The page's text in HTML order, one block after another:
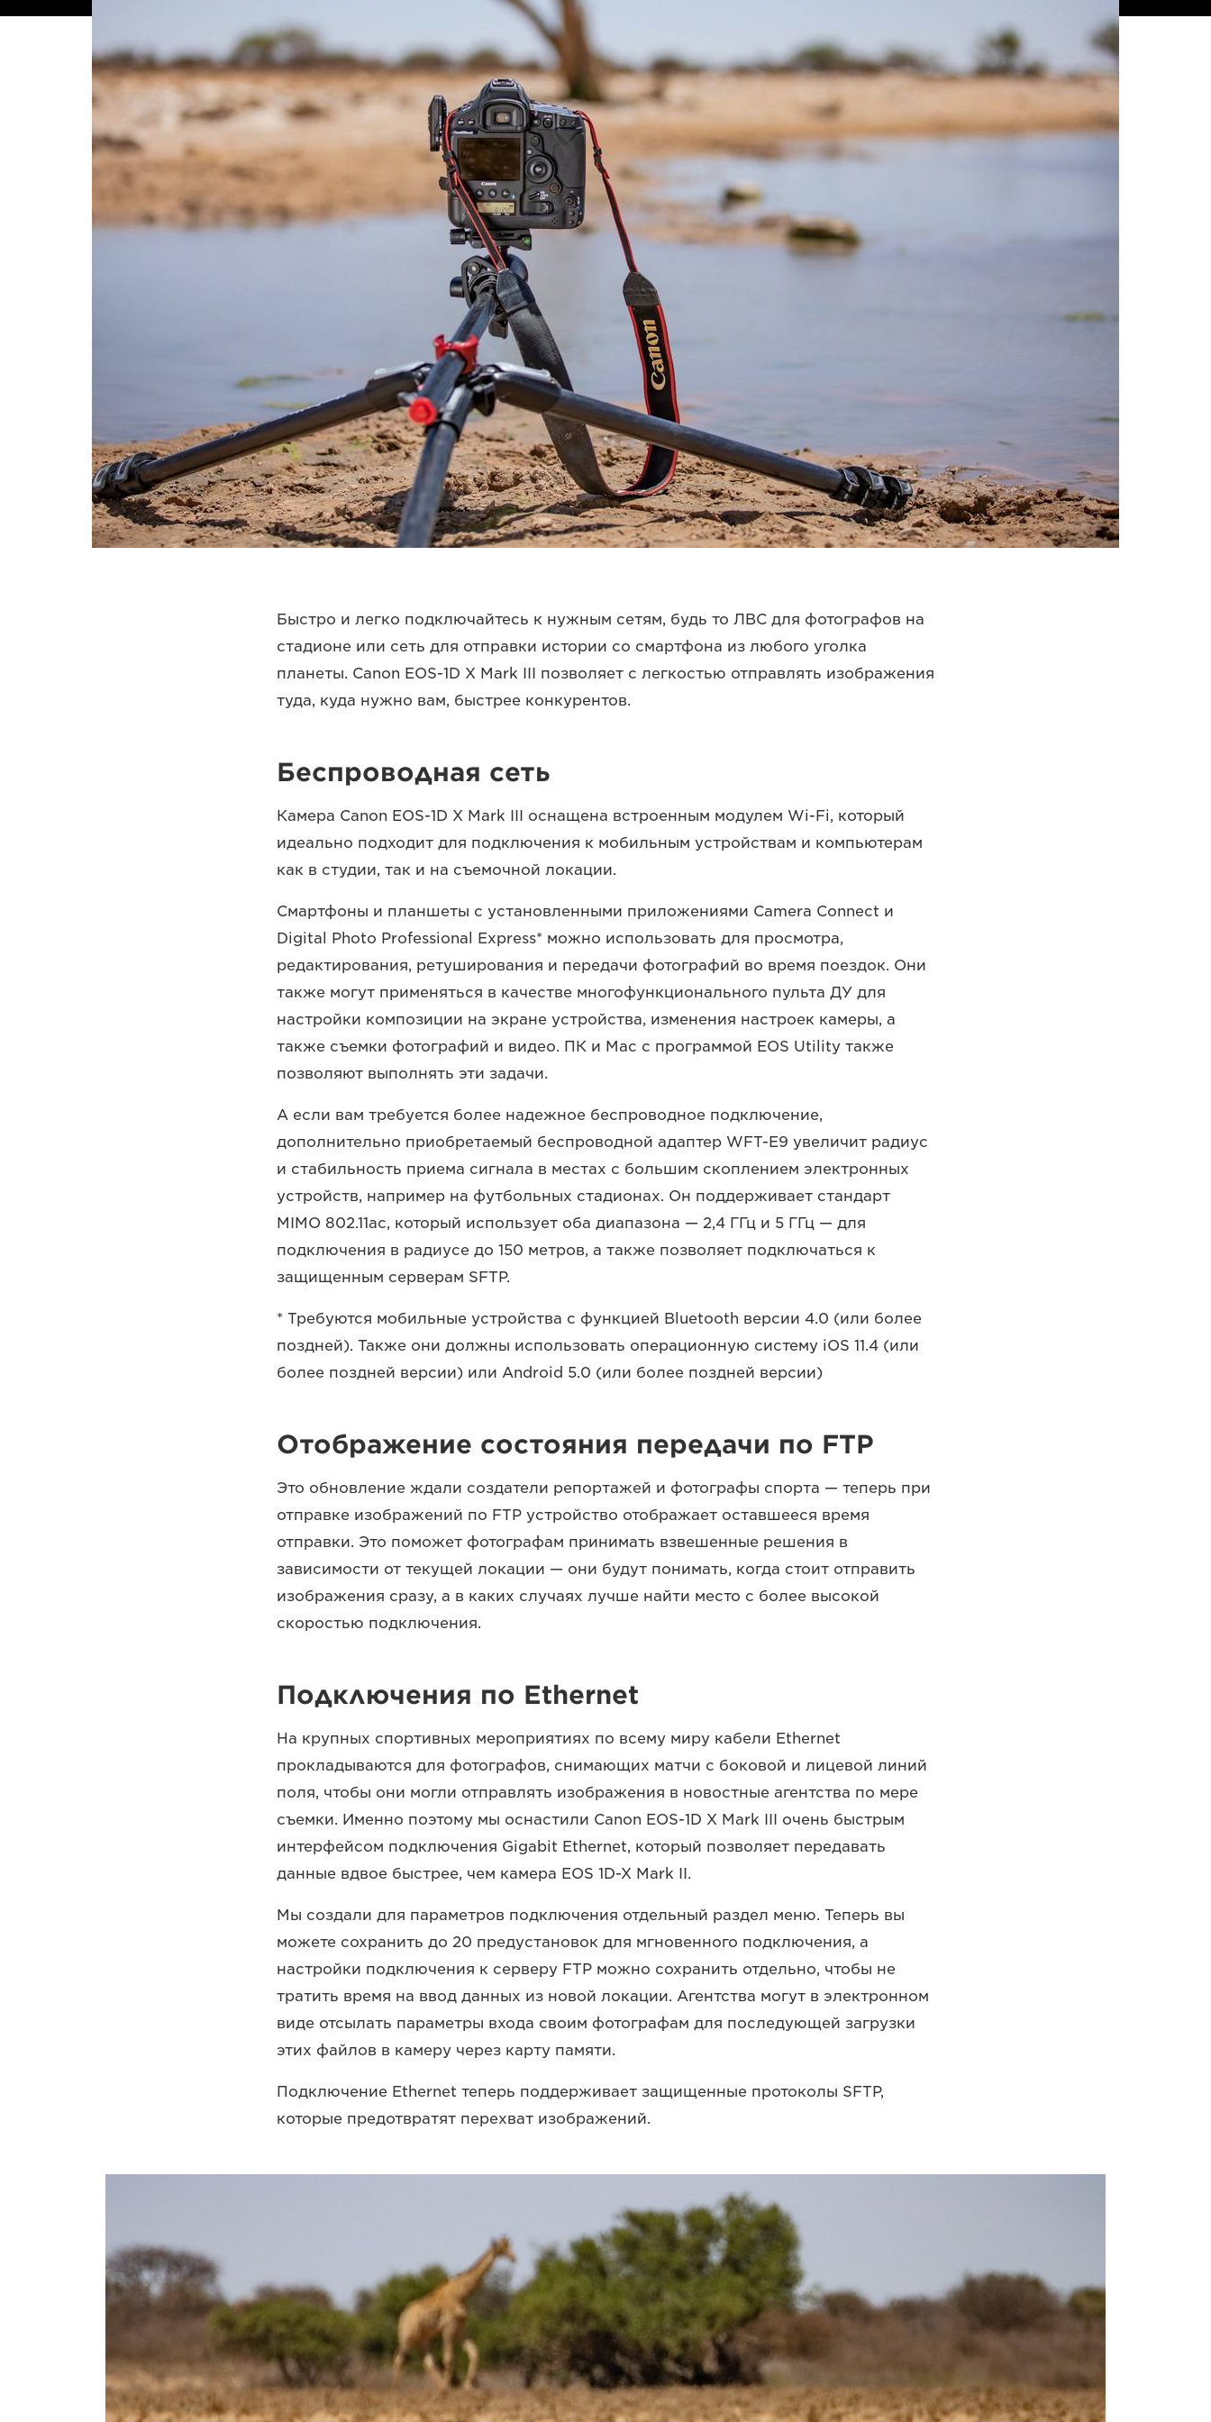
Быстро и легко подключайтесь к нужным сетям, будь то ЛВС для фотографов на
стадионе или сеть для отправки истории со смартфона из любого уголка
планеты. Canon EOS-1D X Mark III позволяет с легкостью отправлять изображения
туда, куда нужно вам, быстрее конкурентов.
Беспроводная сеть
Камера Canon EOS-1D X Mark III оснащена встроенным модулем Wi-Fi, который
идеально подходит для подключения к мобильным устройствам и компьютерам
как в студии, так и на съемочной локации.
Смартфоны и планшеты с установленными приложениями Camera Connect и
Digital Photo Professional Express* можно использовать для просмотра,
редактирования, ретуширования и передачи фотографий во время поездок. Они
также могут применяться в качестве многофункционального пульта ДУ для
настройки композиции на экране устройства, изменения настроек камеры, а
также съемки фотографий и видео. ПК и Mac с программой EOS Utility также
позволяют выполнять эти задачи.
А если вам требуется более надежное беспроводное подключение,
дополнительно приобретаемый беспроводной адаптер WFT-E9 увеличит радиус
и стабильность приема сигнала в местах с большим скоплением электронных
устройств, например на футбольных стадионах. Он поддерживает стандарт
MIMO 802.11ac, который использует оба диапазона — 2,4 ГГц и 5 ГГц — для
подключения в радиусе до 150 метров, а также позволяет подключаться к
защищенным серверам SFTP.
* Требуются мобильные устройства с функцией Bluetooth версии 4.0 (или более
поздней). Также они должны использовать операционную систему iOS 11.4 (или
более поздней версии) или Android 5.0 (или более поздней версии)
Отображение состояния передачи по FTP
Это обновление ждали создатели репортажей и фотографы спорта — теперь при
отправке изображений по FTP устройство отображает оставшееся время
отправки. Это поможет фотографам принимать взвешенные решения в
зависимости от текущей локации — они будут понимать, когда стоит отправить
изображения сразу, а в каких случаях лучше найти место с более высокой
скоростью подключения.
Подключения по Ethernet
На крупных спортивных мероприятиях по всему миру кабели Ethernet
прокладываются для фотографов, снимающих матчи с боковой и лицевой линий
поля, чтобы они могли отправлять изображения в новостные агентства по мере
съемки. Именно поэтому мы оснастили Canon EOS-1D X Mark III очень быстрым
интерфейсом подключения Gigabit Ethernet, который позволяет передавать
данные вдвое быстрее, чем камера EOS 1D-X Mark II.
Мы создали для параметров подключения отдельный раздел меню. Теперь вы
можете сохранить до 20 предустановок для мгновенного подключения, а
настройки подключения к серверу FTP можно сохранить отдельно, чтобы не
тратить время на ввод данных из новой локации. Агентства могут в электронном
виде отсылать параметры входа своим фотографам для последующей загрузки
этих файлов в камеру через карту памяти.
Подключение Ethernet теперь поддерживает защищенные протоколы SFTP,
которые предотвратят перехват изображений.